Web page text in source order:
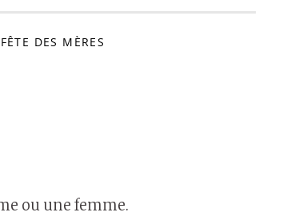
FÊTE DES MÈRES
ou une femme.